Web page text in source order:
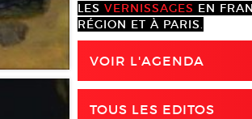
LES VERNISSAGES EN
RÉGION ET À PARIS.
VOIR L'AGENDA
TOUS LES EDITOS